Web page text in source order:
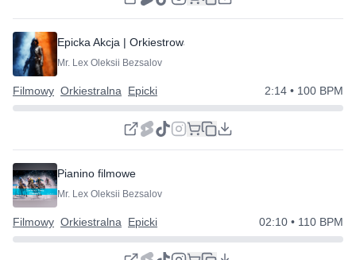
Epicka Akcja | Orkiestrowa Dynamiczna
Mr. Lex Oleksii Bezsalov
Filmowy Orkiestralna Epicki 2:14 • 100 BPM
Pianino filmowe
Mr. Lex Oleksii Bezsalov
Filmowy Orkiestralna Epicki 02:10 • 110 BPM